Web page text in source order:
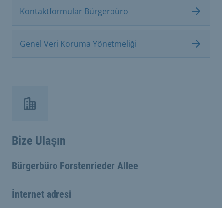
Kontaktformular Bürgerbüro
Genel Veri Koruma Yönetmeliği
Bize Ulaşın
Bürgerbüro Forstenrieder Allee
İnternet adresi